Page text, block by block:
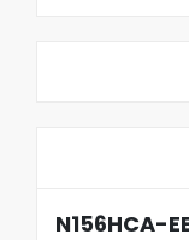
N156HCA-